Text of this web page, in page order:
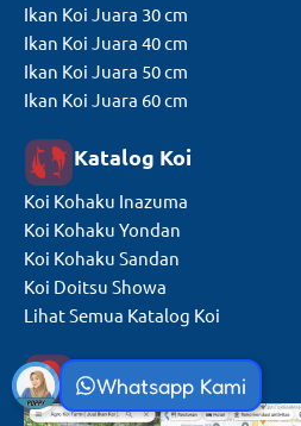
Ikan Koi Juara 30 cm
Ikan Koi Juara 40 cm
Ikan Koi Juara 50 cm
Ikan Koi Juara 60 cm
Katalog Koi
Koi Kohaku Inazuma
Koi Kohaku Yondan
Koi Kohaku Sandan
Koi Doitsu Showa
Lihat Semua Katalog Koi
Lokasi Kami
Whatsapp Kami